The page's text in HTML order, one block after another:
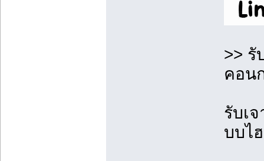
>> รั
คอน
รับเ
บบไ